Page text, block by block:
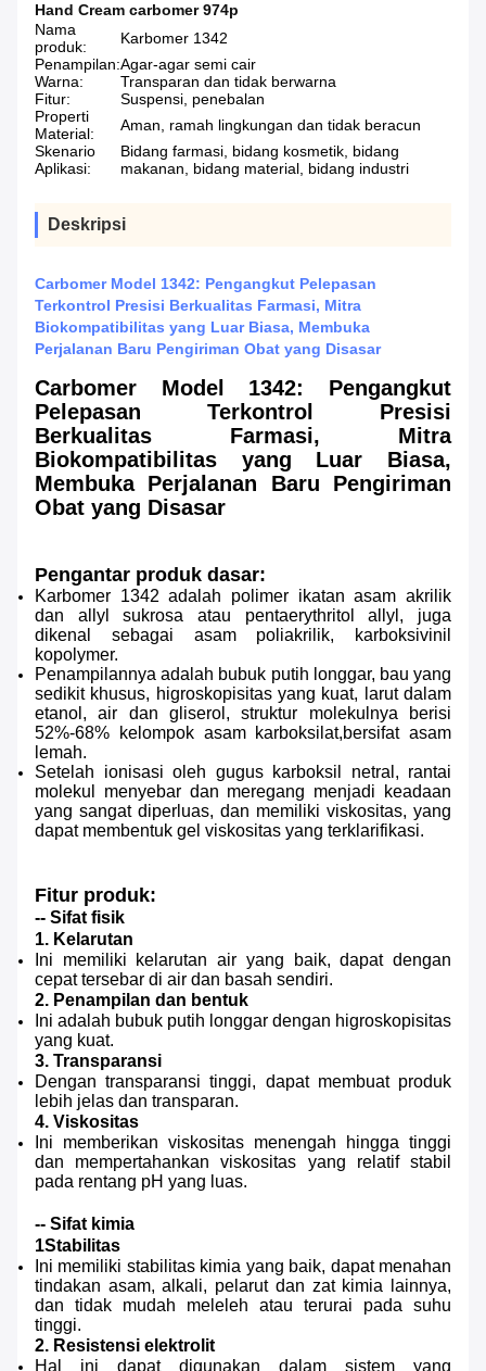
Hand Cream carbomer 974p
Nama
produk:
Karbomer 1342
Penampilan:Agar-agar semi cair
Warna:
Transparan dan tidak berwarna
Fitur:
Suspensi, penebalan
Properti
Material:
Aman, ramah lingkungan dan tidak beracun
Skenario
Aplikasi:
Bidang farmasi, bidang kosmetik, bidang
makanan, bidang material, bidang industri
Deskripsi
Carbomer Model 1342: Pengangkut Pelepasan
Terkontrol Presisi Berkualitas Farmasi, Mitra
Biokompatibilitas yang Luar Biasa, Membuka
Perjalanan Baru Pengiriman Obat yang Disasar
Carbomer Model 1342: Pengangkut
Pelepasan Terkontrol Presisi
Berkualitas Farmasi, Mitra
Biokompatibilitas yang Luar Biasa,
Membuka Perjalanan Baru Pengiriman
Obat yang Disasar
Pengantar produk dasar:
Karbomer 1342 adalah polimer ikatan asam akrilik
dan allyl sukrosa atau pentaerythritol allyl, juga
dikenal sebagai asam poliakrilik, karboksivinil
kopolymer.
Penampilannya adalah bubuk putih longgar, bau yang
sedikit khusus, higroskopisitas yang kuat, larut dalam
etanol, air dan gliserol, struktur molekulnya berisi
52%-68% kelompok asam karboksilat,bersifat asam
lemah.
Setelah ionisasi oleh gugus karboksil netral, rantai
molekul menyebar dan meregang menjadi keadaan
yang sangat diperluas, dan memiliki viskositas, yang
dapat membentuk gel viskositas yang terklarifikasi.
Fitur produk:
-- Sifat fisik
1. Kelarutan
Ini memiliki kelarutan air yang baik, dapat dengan
cepat tersebar di air dan basah sendiri.
2. Penampilan dan bentuk
Ini adalah bubuk putih longgar dengan higroskopisitas
yang kuat.
3. Transparansi
Dengan transparansi tinggi, dapat membuat produk
lebih jelas dan transparan.
4. Viskositas
Ini memberikan viskositas menengah hingga tinggi
dan mempertahankan viskositas yang relatif stabil
pada rentang pH yang luas.
-- Sifat kimia
1Stabilitas
Ini memiliki stabilitas kimia yang baik, dapat menahan
tindakan asam, alkali, pelarut dan zat kimia lainnya,
dan tidak mudah meleleh atau terurai pada suhu
tinggi.
2. Resistensi elektrolit
Hal ini dapat digunakan dalam sistem yang